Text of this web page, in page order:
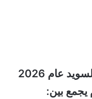
عيد صعود السيد المسيح في السويد عام 2026
يجمع بين: